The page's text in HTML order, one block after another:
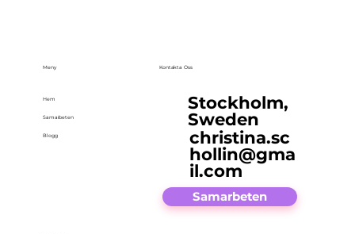
Meny
Hem
Samarbeten
Blogg
Kontakta Oss
Stockholm,
Sweden
christina.sc
hollin@gma
il.com
Samarbeten